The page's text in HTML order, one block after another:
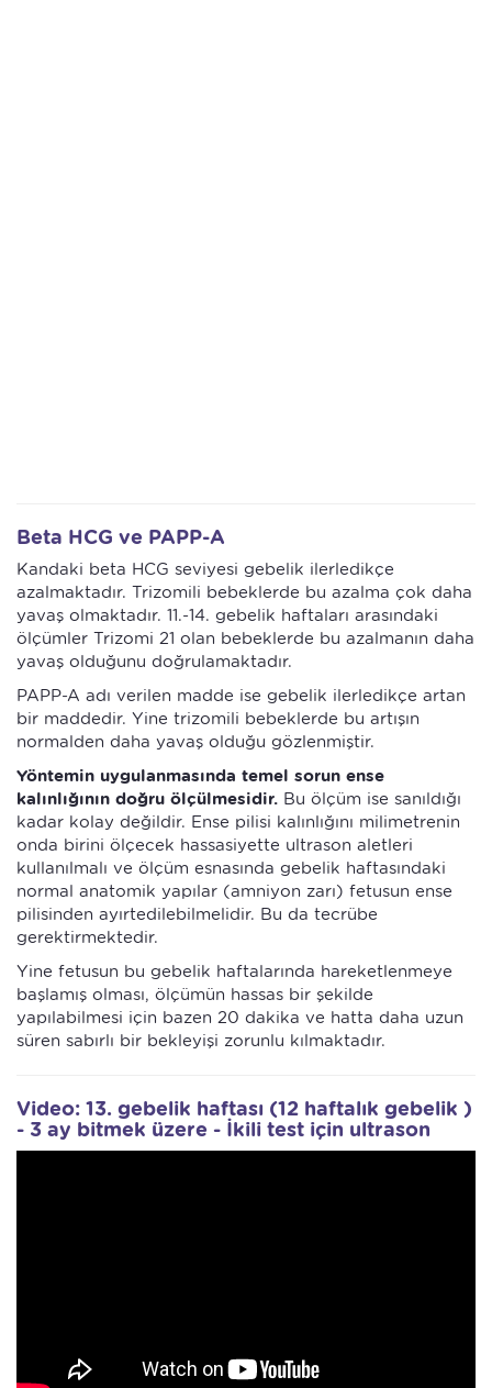
Beta HCG ve PAPP-A
Kandaki beta HCG seviyesi gebelik ilerledikçe
azalmaktadır. Trizomili bebeklerde bu azalma çok daha
yavaş olmaktadır. 11.-14. gebelik haftaları arasındaki
ölçümler Trizomi 21 olan bebeklerde bu azalmanın daha
yavaş olduğunu doğrulamaktadır.
PAPP-A adı verilen madde ise gebelik ilerledikçe artan
bir maddedir. Yine trizomili bebeklerde bu artışın
normalden daha yavaş olduğu gözlenmiştir.
Yöntemin uygulanmasında temel sorun ense
kalınlığının doğru ölçülmesidir. Bu ölçüm ise sanıldığı
kadar kolay değildir. Ense pilisi kalınlığını milimetrenin
onda birini ölçecek hassasiyette ultrason aletleri
kullanılmalı ve ölçüm esnasında gebelik haftasındaki
normal anatomik yapılar (amniyon zarı) fetusun ense
pilisinden ayırtedilebilmelidir. Bu da tecrübe
gerektirmektedir.
Yine fetusun bu gebelik haftalarında hareketlenmeye
başlamış olması, ölçümün hassas bir şekilde
yapılabilmesi için bazen 20 dakika ve hatta daha uzun
süren sabırlı bir bekleyişi zorunlu kılmaktadır.
Video: 13. gebelik haftası (12 haftalık gebelik )
- 3 ay bitmek üzere - İkili test için ultrason